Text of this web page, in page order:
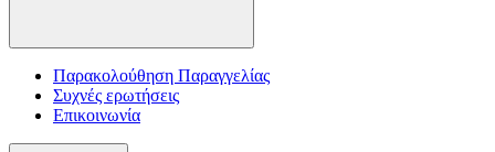
Παρακολούθηση Παραγγελίας
Συχνές ερωτήσεις
Επικοινωνία